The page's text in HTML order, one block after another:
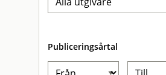
Publiceringsårtal